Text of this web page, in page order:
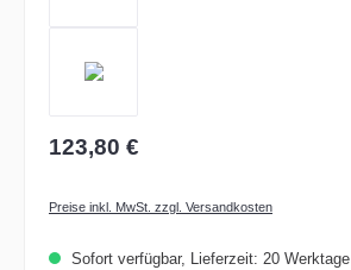
123,80 €
Preise inkl. MwSt. zzgl. Versandkosten
Sofort verfügbar, Lieferzeit: 20 Werktage